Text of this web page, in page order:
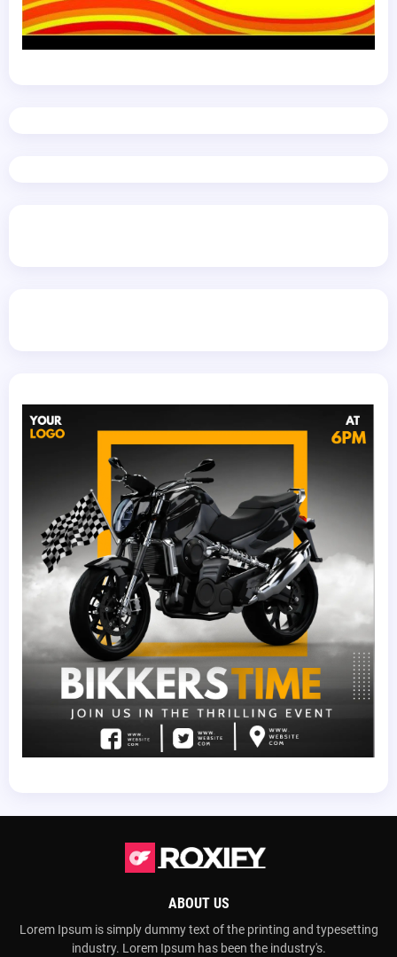
ABOUT US
Lorem Ipsum is simply dummy text of the printing and typesetting
industry. Lorem Ipsum has been the industry's.